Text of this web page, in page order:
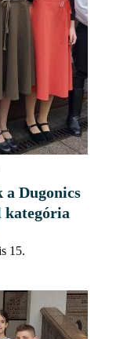
a Dugonics
kategória
15.